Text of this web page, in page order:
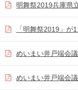
明舞祭2019兵庫県
「明舞祭2019」が
めいまい井戸端会
めいまい井戸端会